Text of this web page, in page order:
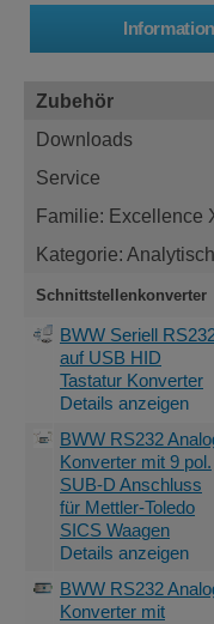
Zubehör
Downloads
Service
Familie: Excellence
Kategorie:
Schnittstellenkonverter
BWW Seriell
auf USB HID
Tastatur Konverter
Details anzeigen
BWW RS232
Konverter mit 9 pol.
SUB-D Anschluss
für Mettler-Toledo
SICS Waagen
Details anzeigen
BWW RS232
Konverter mit